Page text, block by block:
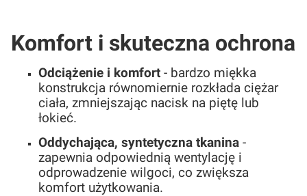
Komfort i skuteczna ochrona
Odciążenie i komfort - bardzo miękka
konstrukcja równomiernie rozkłada ciężar
ciała, zmniejszając nacisk na piętę lub
łokieć.
Oddychająca, syntetyczna tkanina -
zapewnia odpowiednią wentylację i
odprowadzenie wilgoci, co zwiększa
komfort użytkowania.